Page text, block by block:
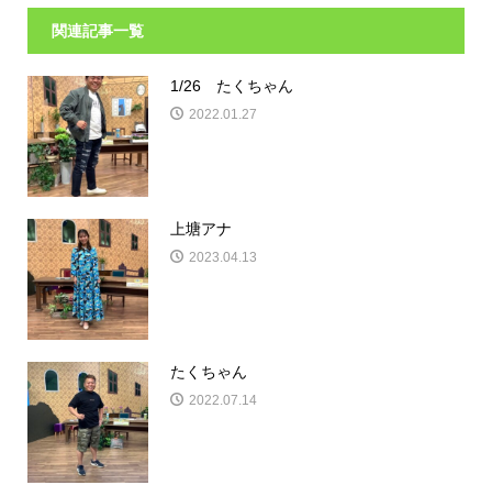
関連記事一覧
1/26 たくちゃん
2022.01.27
上塘アナ
2023.04.13
たくちゃん
2022.07.14